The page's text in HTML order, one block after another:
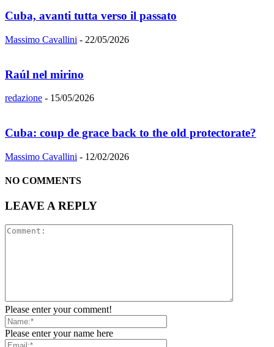
Cuba, avanti tutta verso il passato
Massimo Cavallini - 22/05/2026
Raúl nel mirino
redazione - 15/05/2026
Cuba: coup de grace back to the old protectorate?
Massimo Cavallini - 12/02/2026
NO COMMENTS
LEAVE A REPLY
Please enter your comment!
Please enter your name here